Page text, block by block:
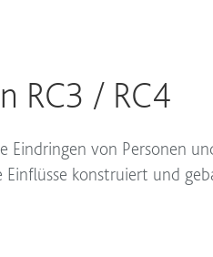
RC3 / RC4
Eindringen von Personen
konstruiert und